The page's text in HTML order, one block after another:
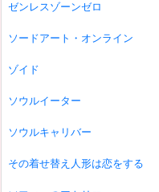
ゼンレスゾーンゼロ
ソードアート・オンライン
ゾイド
ソウルイーター
ソウルキャリバー
その着せ替え人形は恋をする